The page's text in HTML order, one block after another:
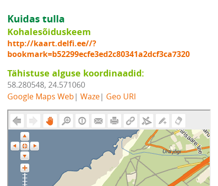
Kuidas tulla
Kohalesõiduskeem
http://kaart.delfi.ee//?
bookmark=b52299ecfe3ed2c80341a2dcf3ca7320
Tähistuse alguse koordinaadid:
58.280548, 24.571060
Google Maps Web | Waze| Geo URI